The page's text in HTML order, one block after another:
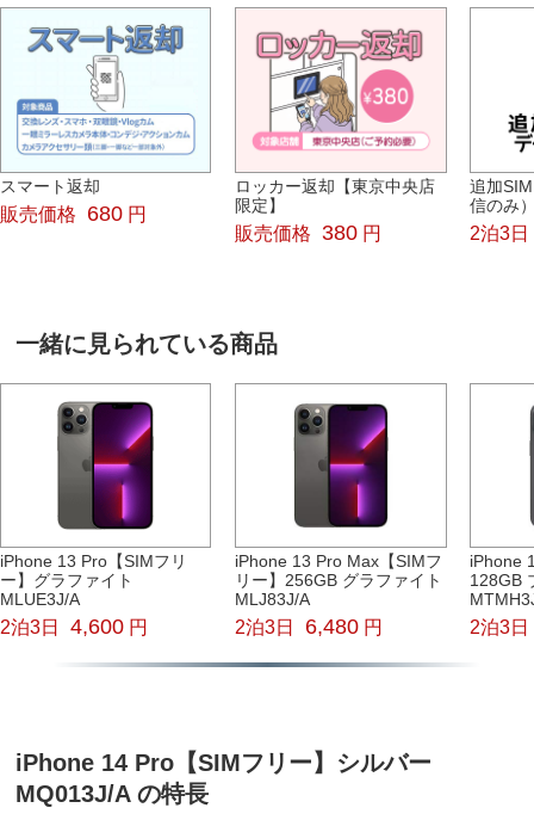
スマート返却
販売価格 680 円
ロッカー返却【東京中央店
限定】
販売価格 380 円
追加
信のみ
2泊3日
一緒に見られている商品
iPhone 13 Pro【SIMフリ
ー】グラファイト
MLUE3J/A
2泊3日 4,600 円
iPhone 13 Pro Max【SIMフ
リー】256GB グラファイト
MLJ83J/A
2泊3日 6,480 円
iPhone
128GB
2泊3日
iPhone 14 Pro【SIMフリー】シルバー
MQ013J/A の特長